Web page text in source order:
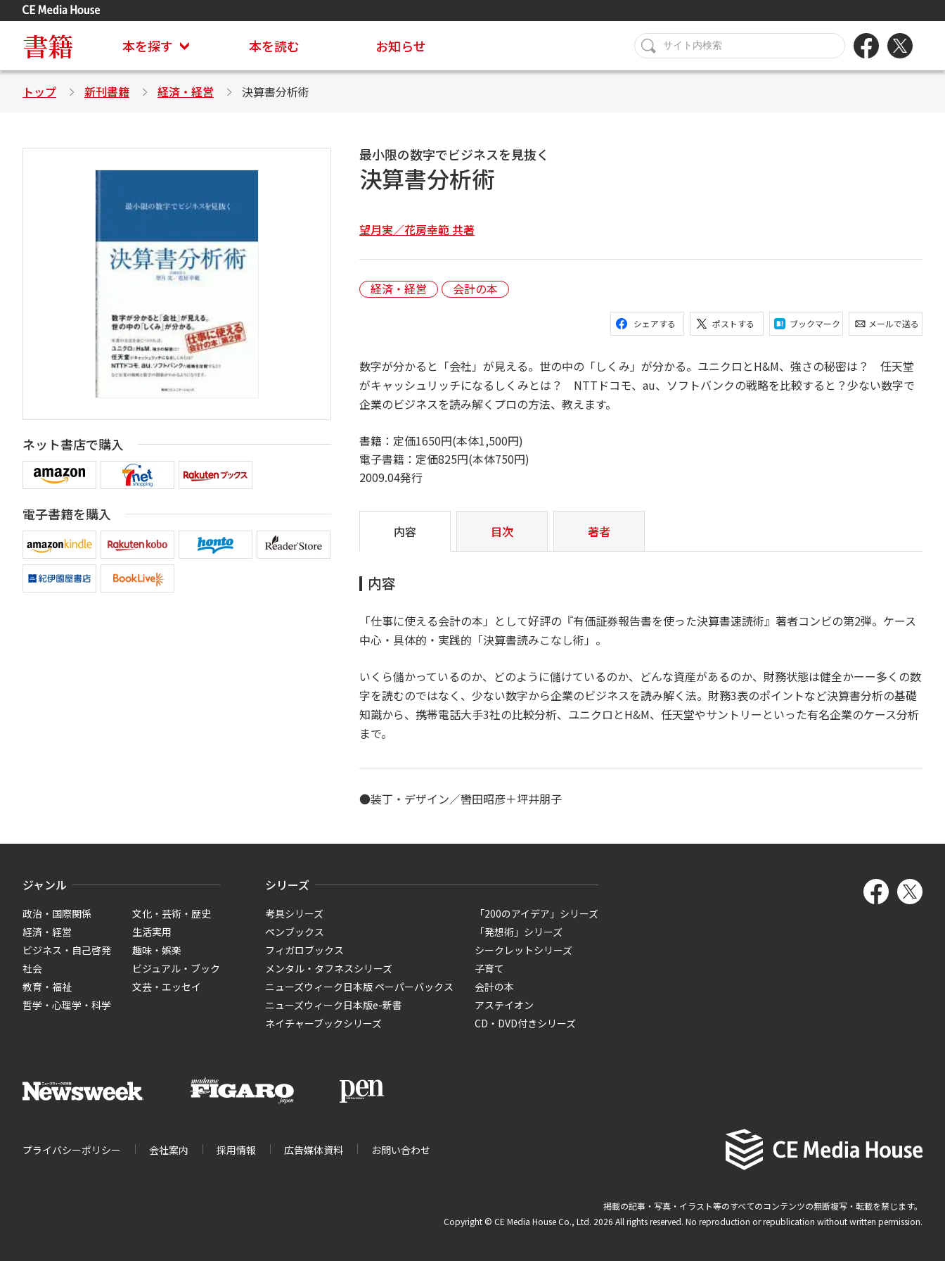
書籍 本を探す 本を読む お知らせ
トップ 新刊書籍 経済・経営 決算書分析術
ネット書店で購入
電子書籍を購入
最小限の数字でビジネスを見抜く
決算書分析術
望月実／花房幸範 共著
経済・経営 会計の本
シェアする ポストする ブックマーク メールで送る
数字が分かると「会社」が見える。世の中の「しくみ」が分かる。ユニクロとH&M、強さの秘密は？ 任天堂
がキャッシュリッチになるしくみとは？ NTTドコモ、au、ソフトバンクの戦略を比較すると？少ない数字で
企業のビジネスを読み解くプロの方法、教えます。
書籍：定価1650円(本体1,500円)
電子書籍：定価825円(本体750円)
2009.04発行
内容 目次 著者
内容
「仕事に使える会計の本」として好評の『有価証券報告書を使った決算書速読術』著者コンビの第2弾。ケース
中心・具体的・実践的「決算書読みこなし術」。
いくら儲かっているのか、どのように儲けているのか、どんな資産があるのか、財務状態は健全かーー多くの数
字を読むのではなく、少ない数字から企業のビジネスを読み解く法。財務3表のポイントなど決算書分析の基礎
知識から、携帯電話大手3社の比較分析、ユニクロとH&M、任天堂やサントリーといった有名企業のケース分析
まで。
●装丁・デザイン／轡田昭彦＋坪井朋子
ジャンル
政治・国際関係
経済・経営
ビジネス・自己啓発
社会
教育・福祉
哲学・心理学・科学
文化・芸術・歴史
生活実用
趣味・娯楽
ビジュアル・ブック
文芸・エッセイ
シリーズ
考具シリーズ
ペンブックス
フィガロブックス
メンタル・タフネスシリーズ
ニューズウィーク日本版 ペーパーバックス
ニューズウィーク日本版e-新書
ネイチャーブックシリーズ
「200のアイデア」シリーズ
「発想術」シリーズ
シークレットシリーズ
子育て
会計の本
アステイオン
CD・DVD付きシリーズ
プライバシーポリシー 会社案内 採用情報 広告媒体資料 お問い合わせ
掲載の記事・写真・イラスト等のすべてのコンテンツの無断複写・転載を禁じます。
Copyright © CE Media House Co., Ltd. 2026 All rights reserved. No reproduction or republication without written permission.